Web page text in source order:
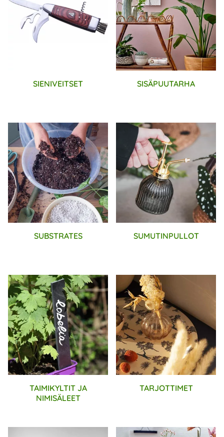
SIENIVEITSET SISÄPUUTARHA
SUBSTRATES SUMUTINPULLOT
TAIMIKYLTIT JA
NIMISÄLEET
TARJOTTIMET